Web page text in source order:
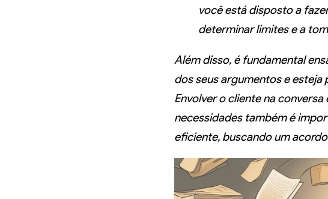
você está disposto a
determinar limites e a
Além disso, é fundamental
dos seus argumentos e
Envolver o cliente na
necessidades também é
eficiente, buscando um